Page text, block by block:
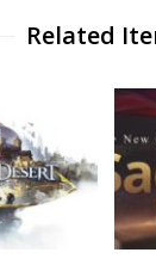
Related